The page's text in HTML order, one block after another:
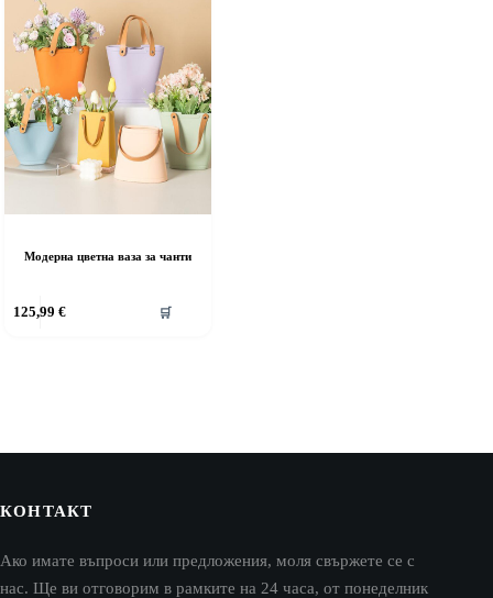
Модерна цветна ваза за чанти
125,99€ 🛒
КОНТАКТ
Ако имате въпроси или предложения, моля свържете се с
нас. Ще ви отговорим в рамките на 24 часа, от понеделник